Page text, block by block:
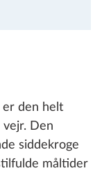
er den helt
vejr. Den
siddekroge
måltider